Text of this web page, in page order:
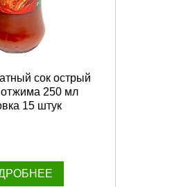
сок острый
250 мл
15 штук